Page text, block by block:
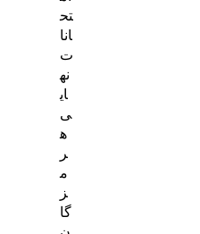
تح
انا
ت
نه
ای
ی
ه
ر
م
ز
گا